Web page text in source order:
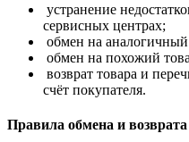
устранение
сервисных центрах;
обмен на аналогичный
обмен на похожий
возврат товара и
счёт покупателя.
Правила обмена и